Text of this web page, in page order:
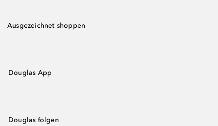
Ausgezeichnet shoppen
Douglas App
Douglas folgen